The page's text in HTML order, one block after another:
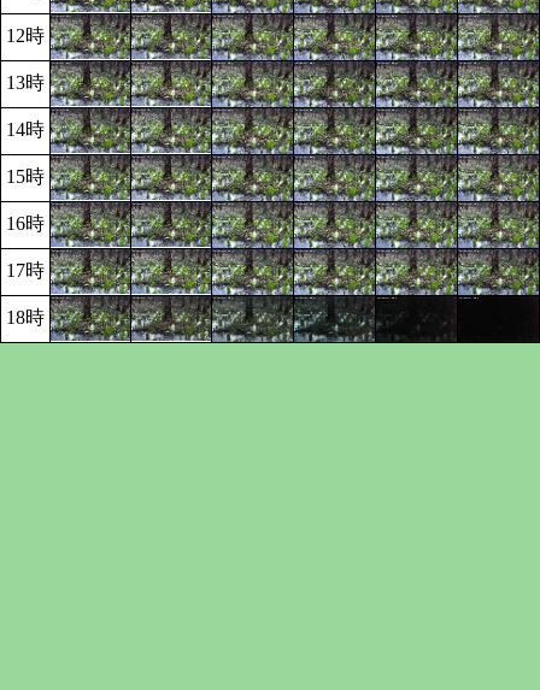
12時
13時
14時
15時
16時
17時
18時